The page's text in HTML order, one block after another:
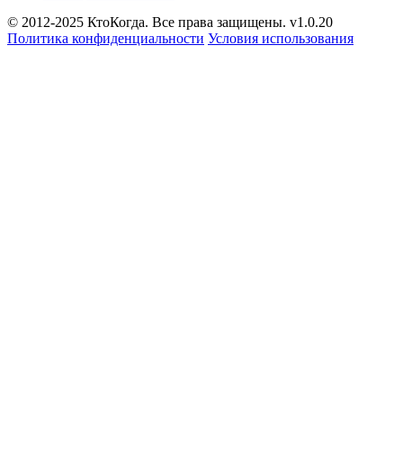
© 2012-2025 КтоКогда. Все права защищены. v1.0.20
Политика конфиденциальности Условия использования